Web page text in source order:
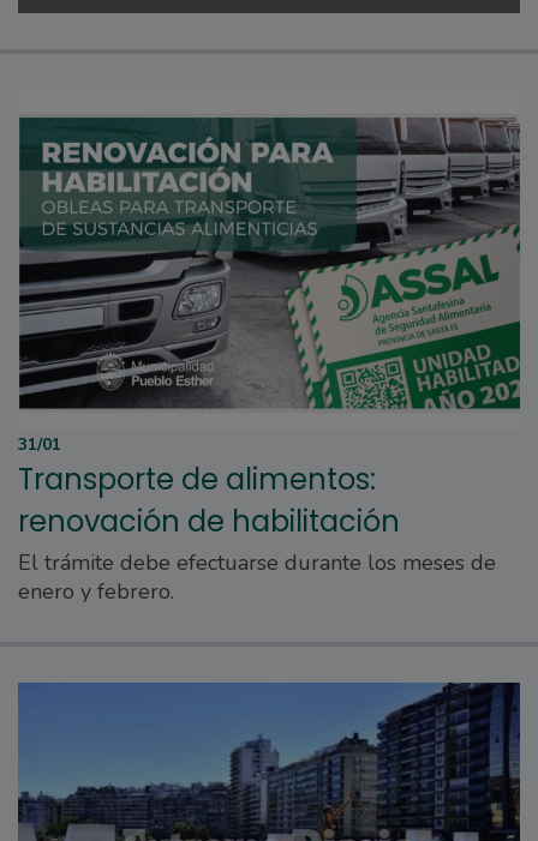
31/01
Transporte de alimentos:
renovación de habilitación
El trámite debe efectuarse durante los meses de
enero y febrero.